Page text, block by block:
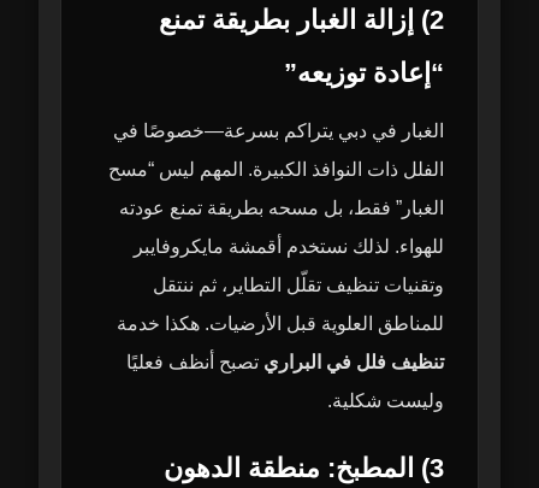
2) إزالة الغبار بطريقة تمنع
“إعادة توزيعه”
الغبار في دبي يتراكم بسرعة—خصوصًا في
الفلل ذات النوافذ الكبيرة. المهم ليس “مسح
الغبار” فقط، بل مسحه بطريقة تمنع عودته
للهواء. لذلك نستخدم أقمشة مايكروفايبر
وتقنيات تنظيف تقلّل التطاير، ثم ننتقل
للمناطق العلوية قبل الأرضيات. هكذا خدمة
تنظيف فلل في البراري تصبح أنظف فعليًا
وليست شكلية.
3) المطبخ: منطقة الدهون